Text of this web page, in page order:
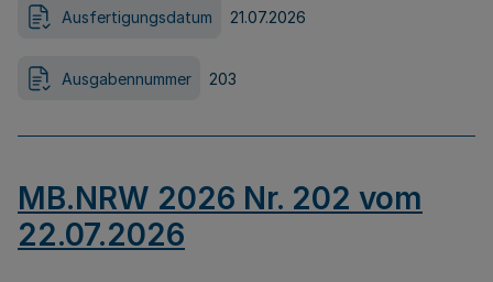
Ausfertigungsdatum 21.07.2026
Ausgabennummer 203
MB.NRW 2026 Nr. 202 vom
22.07.2026